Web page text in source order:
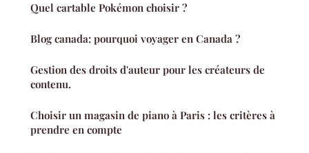
Quel cartable Pokémon choisir ?
Blog canada: pourquoi voyager en Canada ?
Gestion des droits d'auteur pour les créateurs de
contenu.
Choisir un magasin de piano à Paris : les critères à
prendre en compte